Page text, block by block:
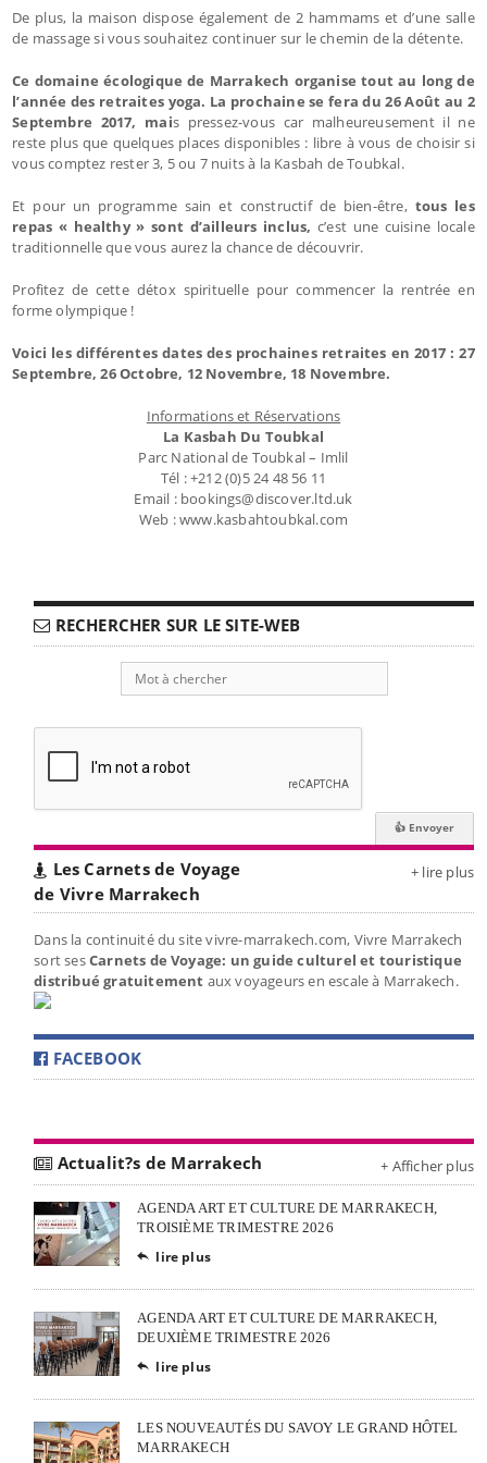
De plus, la maison dispose également de 2 hammams et d’une salle
de massage si vous souhaitez continuer sur le chemin de la détente.
Ce domaine écologique de Marrakech organise tout au long de
l’année des retraites yoga. La prochaine se fera du 26 Août au 2
Septembre 2017, mais pressez-vous car malheureusement il ne
reste plus que quelques places disponibles : libre à vous de choisir si
vous comptez rester 3, 5 ou 7 nuits à la Kasbah de Toubkal.
Et pour un programme sain et constructif de bien-être, tous les
repas « healthy » sont d’ailleurs inclus, c’est une cuisine locale
traditionnelle que vous aurez la chance de découvrir.
Profitez de cette détox spirituelle pour commencer la rentrée en
forme olympique !
Voici les différentes dates des prochaines retraites en 2017 : 27
Septembre, 26 Octobre, 12 Novembre, 18 Novembre.
Informations et Réservations
La Kasbah Du Toubkal
Parc National de Toubkal – Imlil
Tél : +212 (0)5 24 48 56 11
Email : bookings@discover.ltd.uk
Web : www.kasbahtoubkal.com
RECHERCHER SUR LE SITE-WEB
Les Carnets de Voyage
de Vivre Marrakech
+ lire plus
Dans la continuité du site vivre-marrakech.com, Vivre Marrakech
sort sesCarnets de Voyage: un guide culturel et touristique
distribué gratuitement aux voyageurs en escale à Marrakech.
FACEBOOK
Actualit?s de Marrakech + Afficher plus
AGENDA ART ET CULTURE DE MARRAKECH,
TROISIÈME TRIMESTRE 2026
 lire plus
AGENDA ART ET CULTURE DE MARRAKECH,
DEUXIÈME TRIMESTRE 2026
 lire plus
LES NOUVEAUTÉS DU SAVOY LE GRAND HÔTEL
MARRAKECH